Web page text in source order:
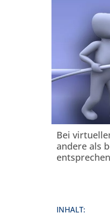
Bei
andere als
INHALT: